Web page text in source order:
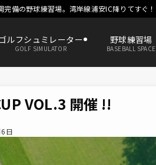
備の野球練習場。湾岸線浦安IC降りてすぐ！
ルフシュミレーター
GOLF SIMULATOR
野球練習場
BASEBALL SPACE
VOL.3 開催 !!
日